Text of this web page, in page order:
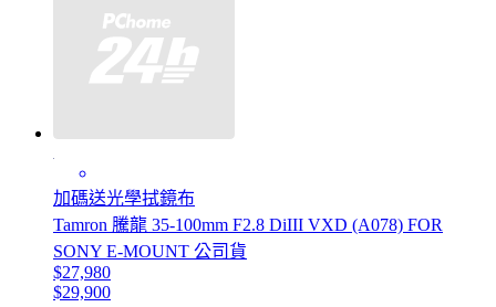
加碼送光學拭鏡布
Tamron 騰龍 35-100mm F2.8 DiIII VXD (A078) FOR
SONY E-MOUNT 公司貨
$27,980
$29,900